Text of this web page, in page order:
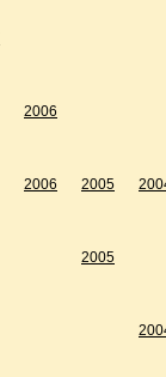
2006
2006 2005
2005